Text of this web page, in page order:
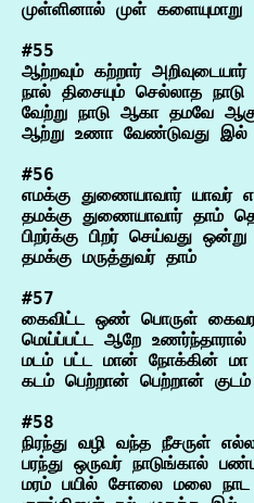
#55
ஆற்றவும் கற்றார்
நால் திசையும் செல்லாத
வேற்று நாடு ஆகா தமவே
#56
எமக்கு துணையாவார் யாவர்
தமக்கு துணையாவார் தாம்
பிறர்க்கு பிறர் செய்வது
#57
கைவிட்ட ஒண் பொருள்
மெய்ப்பட்ட ஆறே உணர்ந்தாரால்
மடம் பட்ட மான் நோக்கின்
#58
நிரந்து வழி வந்த நீசருள்
பரந்து ஒருவர் நாடுங்கால்
மரம் பயில் சோலை மலை நாட